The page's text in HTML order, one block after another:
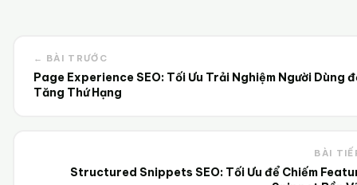
← BÀI TRƯỚC
Page Experience SEO: Tối Ưu Trải Nghiệm Người Dùng
Tăng Thứ Hạng
BÀI
Structured Snippets SEO: Tối Ưu để Chiếm